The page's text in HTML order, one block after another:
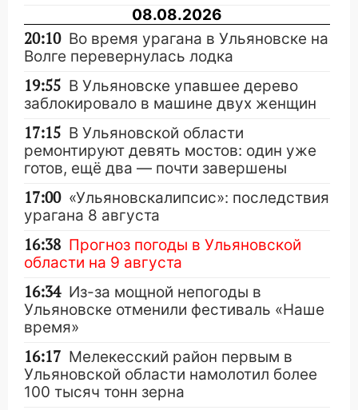
08.08.2026
20:10 Во время урагана в Ульяновске на
Волге перевернулась лодка
19:55 В Ульяновске упавшее дерево
заблокировало в машине двух женщин
17:15 В Ульяновской области
ремонтируют девять мостов: один уже
готов, ещё два — почти завершены
17:00 «Ульяновскалипсис»: последствия
урагана 8 августа
16:38 Прогноз погоды в Ульяновской
области на 9 августа
16:34 Из-за мощной непогоды в
Ульяновске отменили фестиваль «Наше
время»
16:17 Мелекесский район первым в
Ульяновской области намолотил более
100 тысяч тонн зерна